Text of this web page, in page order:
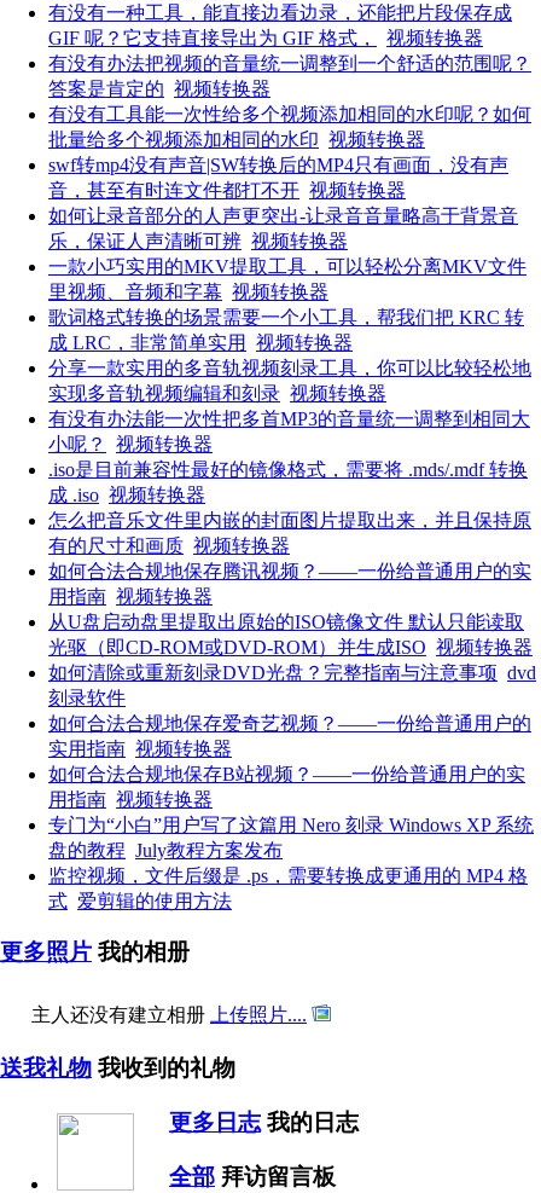
有没有一种工具，能直接边看边录，还能把片段保存成
GIF 呢？它支持直接导出为 GIF 格式，
视频转换器
有没有办法把视频的音量统一调整到一个舒适的范围呢？
答案是肯定的 视频转换器
有没有工具能一次性给多个视频添加相同的水印呢？如何
批量给多个视频添加相同的水印 视频转换器
swf转mp4没有声音|SW转换后的MP4只有画面，没有声
音，甚至有时连文件都打不开 视频转换器
如何让录音部分的人声更突出-让录音音量略高于背景音
乐，保证人声清晰可辨 视频转换器
一款小巧实用的MKV提取工具，可以轻松分离MKV文件
里视频、音频和字幕 视频转换器
歌词格式转换的场景需要一个小工具，帮我们把 KRC 转
成 LRC，非常简单实用
视频转换器
分享一款实用的多音轨视频刻录工具，你可以比较轻松地
实现多音轨视频编辑和刻录 视频转换器
有没有办法能一次性把多首MP3的音量统一调整到相同大
小呢？
视频转换器
.iso是目前兼容性最好的镜像格式，需要将 .mds/.mdf 转换
成 .iso 视频转换器
怎么把音乐文件里内嵌的封面图片提取出来，并且保持原
有的尺寸和画质 视频转换器
如何合法合规地保存腾讯视频？——一份给普通用户的实
用指南 视频转换器
从U盘启动盘里提取出原始的ISO镜像文件 默认只能读取
光驱（即CD-ROM或DVD-ROM）并生成ISO 视频转换器
如何清除或重新刻录DVD光盘？完整指南与注意事项 dvd
刻录软件
如何合法合规地保存爱奇艺视频？——一份给普通用户的
实用指南 视频转换器
如何合法合规地保存B站视频？——一份给普通用户的实
用指南 视频转换器
专门为“小白”用户写了这篇用 Nero 刻录 Windows XP 系统
盘的教程 July教程方案发布
监控视频，文件后缀是 .ps，需要转换成更通用的 MP4 格
式 爱剪辑的使用方法
更多照片 我的相册
主人还没有建立相册 上传照片....
送我礼物 我收到的礼物
更多日志 我的日志
全部 拜访留言板